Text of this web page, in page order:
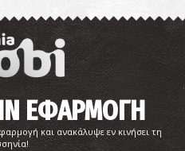
ΕΦΑΡΜΟΓΗ
και ανακάλυψε εν κινήσει τη